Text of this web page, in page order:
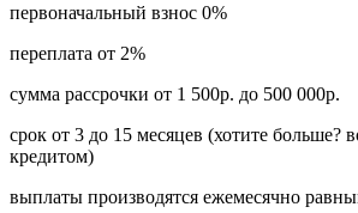
первоначальный взнос 0%
переплата от 2%
сумма рассрочки от 1 500р. до 500 000р.
срок от 3 до 15 месяцев (хотите больше?
кредитом)
выплаты производятся ежемесячно